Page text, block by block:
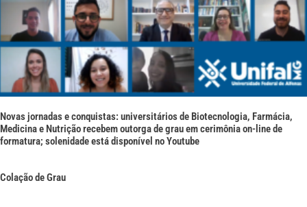
Novas jornadas e conquistas: universitários de Biotecnologia, Farmácia,
Medicina e Nutrição recebem outorga de grau em cerimônia on-line de
formatura; solenidade está disponível no Youtube
Colação de Grau